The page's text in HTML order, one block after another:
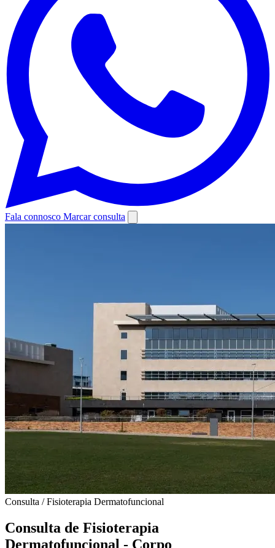
Fala connosco Marcar consulta
Consulta / Fisioterapia Dermatofuncional
Consulta de Fisioterapia
Dermatofuncional - Corpo